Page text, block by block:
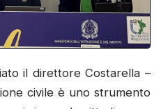
il direttore Costarella –
civile è uno strumento